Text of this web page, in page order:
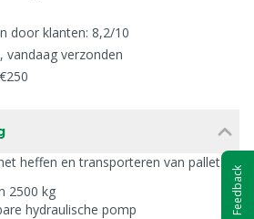
door klanten: 8,2/10
vandaag verzonden
heffen en transporteren van pallets.
2500 kg
hydraulische pomp
Feedback